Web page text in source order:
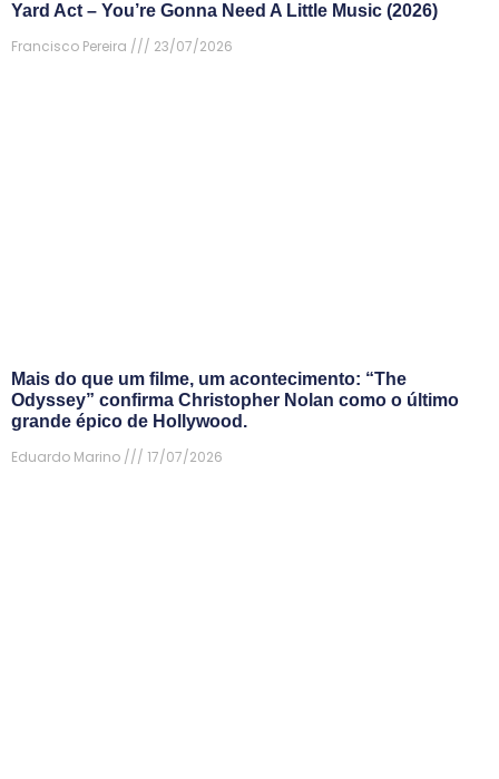
Yard Act – You’re Gonna Need A Little Music (2026)
Francisco Pereira
23/07/2026
Mais do que um filme, um acontecimento: “The
Odyssey” confirma Christopher Nolan como o último
grande épico de Hollywood.
Eduardo Marino
17/07/2026